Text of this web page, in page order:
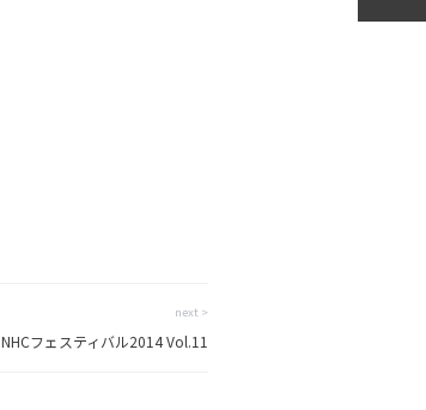
next >
NHCフェスティバル2014 Vol.11